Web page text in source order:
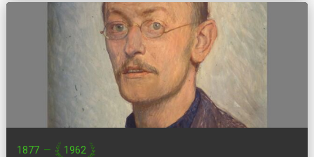
1877 — 1962